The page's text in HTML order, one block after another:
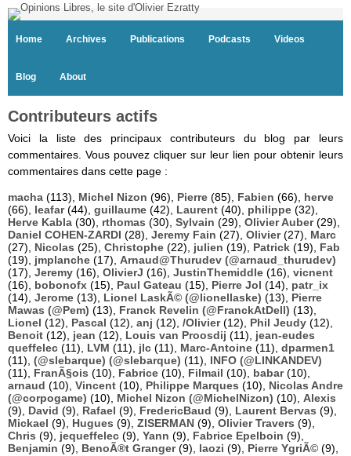
Home Archives Publications Podcasts Videos
Blog About
Contributeurs actifs
Voici la liste des principaux contributeurs du blog par leurs
commentaires. Vous pouvez cliquer sur leur lien pour obtenir leurs
commentaires dans cette page :
macha (113), Michel Nizon (96), Pierre (85), Fabien (66), herve
(66), leafar(44), guillaume (42), Laurent (40), philippe (32),
Herve Kabla (30), rthomas (30), Sylvain (29), Olivier Auber(29),
Daniel COHEN-ZARDI (28), Jeremy Fain (27), Olivier(27), Marc
(27), Nicolas (25), Christophe (22), julien (19), Patrick (19), Fab
(19), jmplanche (17), Arnaud@Thurudev (@arnaud_thurudev)
(17), Jeremy (16), OlivierJ (16), JustinThemiddle (16), vicnent
(16), bobonofx (15), Paul Gateau (15), Pierre Jol (14), patr_ix
(14), Jerome (13), Lionel LaskÃ© (@lionellaske) (13), Pierre
Mawas (@Pem) (13), Franck Revelin (@FranckAtDell) (13),
Lionel (12), Pascal (12), anj (12), /Olivier(12), Phil Jeudy (12),
Benoit (12), jean (12), Louis van Proosdij (11), jean-eudes
queffelec (11), LVM (11), jlc (11), Marc-Antoine (11), dparmen1
(11), (@slebarque) (@slebarque) (11), INFO (@LINKANDEV)
(11), FranÃ§ois (10), Fabrice (10), Filmail (10), babar(10),
arnaud (10), Vincent (10), Philippe Marques (10), Nicolas Andre
(@corpogame) (10), Michel Nizon (@MichelNizon) (10), Alexis
(9), David (9), Rafael (9), FredericBaud (9), Laurent Bervas (9),
Mickael (9), Hugues (9), ZISERMAN (9), Olivier Travers (9),
Chris (9), jequeffelec (9), Yann (9), Fabrice Epelboin (9),
Benjamin (9), BenoÃ®t Granger(9), laozi (9), Pierre YgriÃ© (9),